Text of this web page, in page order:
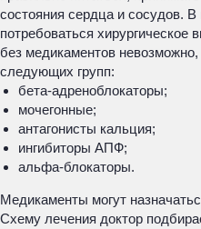
состояния сердца и сосудов.
потребоваться
без медикаментов
следующих групп:
бета-адреноблокаторы;
мочегонные;
антагонисты кальция;
ингибиторы АПФ;
альфа-блокаторы.
Медикаменты могут
Схему лечения доктор